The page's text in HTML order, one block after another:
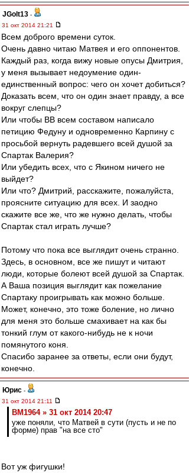
JGolt13 -
31 окт 2014 21:21
Всем доброго времени суток.
Очень давно читаю Матвея и его оппонентов.
Каждый раз, когда вижу новые опусы Дмитрия,
у меня вызывает недоумение один-
единственный вопрос: чего он хочет добиться?
Доказать всем, что он один знает правду, а все
вокруг слепцы?
Или чтобы ВВ всем составом написало
петицию Федуну и одновременно Карпину с
просьбой вернуть радевшего всей душой за
Спартак Валерия?
Или убедить всех, что с Якином ничего не
выйдет?
Или что? Дмитрий, расскажите, пожалуйста,
проясните ситуацию для всех. И заодно
скажите все же, что же нужно делать, чтобы
Спартак стал играть лучше?
Потому что пока все выглядит очень странно.
Здесь, в основном, все же пишут и читают
люди, которые болеют всей душой за Спартак.
А Ваша позиция выглядит как пожелание
Спартаку проигрывать как можно больше.
Может, конечно, это тоже боление, но лично
для меня это больше смахивает на как бы
тонкий глум от какого-нибудь не к ночи
помянутого коня.
Спасибо заранее за ответы, если они будут,
конечно.
Юрис -
31 окт 2014 21:11
BM1964 » 31 окт 2014 20:47
уже поняли, что Матвей в сути (пусть и не по
форме) прав "на все сто"
Вот уж фигушки!